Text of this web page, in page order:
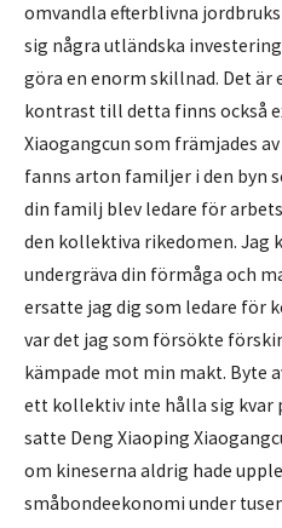
omvandla efterblivna
sig några utländska
göra en enorm skillnad. Det är
kontrast till detta finns också
Xiaogangcun som främjades
fanns arton familjer i den byn
din familj blev ledare för
den kollektiva rikedomen. Jag
undergräva din förmåga och
ersatte jag dig som ledare för
var det jag som försökte
kämpade mot min makt. Byte
ett kollektiv inte hålla sig kvar
satte Deng Xiaoping
om kineserna aldrig hade
småbondeekonomi under